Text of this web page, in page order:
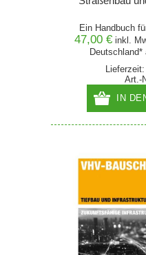
Ein Handbuch
47,00 € inkl.
Deutschland*
Art.-
IN